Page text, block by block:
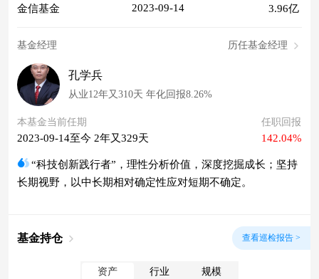
金信基金 2023-09-14 3.96亿
基金经理 历任基金经理
孔学兵
从业12年又310天 年化回报8.26%
本基金当前任期
2023-09-14至今 2年又329天
任职回报
142.04%
“科技创新践行者”，理性分析价值，深度挖掘成长；坚持
长期视野，以中长期相对确定性应对短期不确定。
基金持仓 查看巡检报告 >
资产 行业 规模